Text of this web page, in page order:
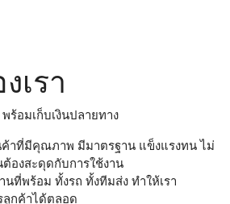
เรา
อมเก็บเงินปลายทาง
าที่มีคุณภาพ มีมาตรฐาน แข็งแรงทน ไม่
องสะดุดกับการใช้งาน
นที่พร้อม ทั้งรถ ทั้งทีมส่ง ทำให้เรา
ลูกค้าได้ตลอด